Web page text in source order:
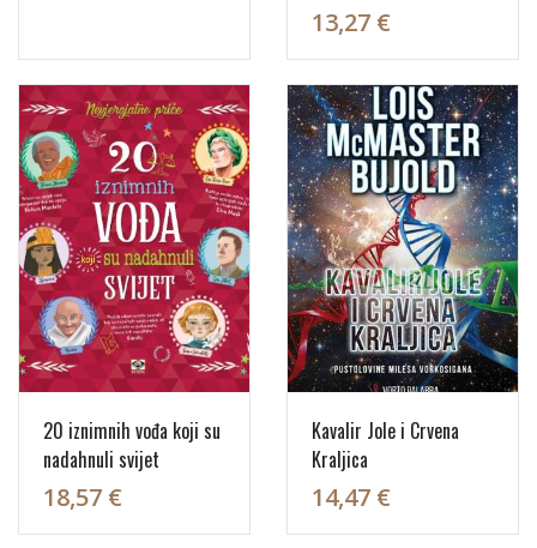
13,27 €
20 iznimnih vođa koji su
nadahnuli svijet
18,57 €
Kavalir Jole i Crvena
Kraljica
14,47 €